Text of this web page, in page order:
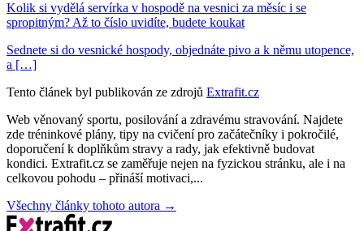
Kolik si vydělá servírka v hospodě na vesnici za měsíc i se
spropitným? Až to číslo uvidíte, budete koukat
Sednete si do vesnické hospody, objednáte pivo a k němu utopence,
a […]
Tento článek byl publikován ze zdrojů Extrafit.cz
Web věnovaný sportu, posilování a zdravému stravování. Najdete
zde tréninkové plány, tipy na cvičení pro začátečníky i pokročilé,
doporučení k doplňkům stravy a rady, jak efektivně budovat
kondici. Extrafit.cz se zaměřuje nejen na fyzickou stránku, ale i na
celkovou pohodu – přináší motivaci,...
Všechny články tohoto autora →